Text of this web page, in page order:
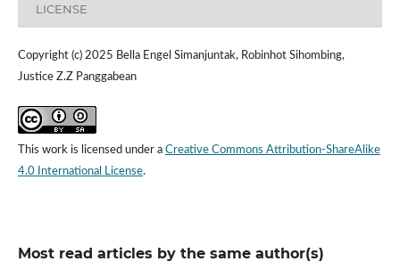
LICENSE
Copyright (c) 2025 Bella Engel Simanjuntak, Robinhot Sihombing,
Justice Z.Z Panggabean
This work is licensed under a Creative Commons Attribution-ShareAlike
4.0 International License.
Most read articles by the same author(s)